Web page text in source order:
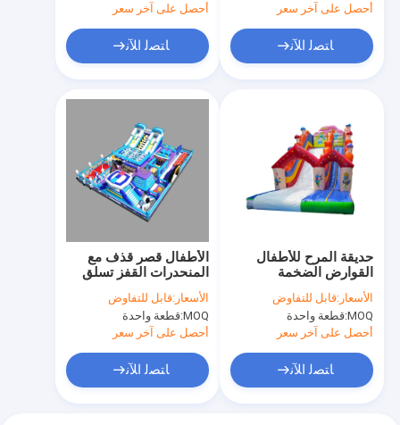
أحصل على آخر سعر
ﺎﺘﺼﻟ ﺍﻶﻧ
أحصل على آخر سعر
ﺎﺘﺼﻟ ﺍﻶﻧ
الأطفال قصر قذف مع
المنحدرات القفز تسلق
الحواجز دورة
الأسعار:قابل للتفاوض
MOQ: قطعة واحدة
أحصل على آخر سعر
ﺎﺘﺼﻟ ﺍﻶﻧ
حديقة المرح للأطفال
القوارض الضخمة
السلسلة الكبيرة للإيجار
الأسعار:قابل للتفاوض
MOQ: قطعة واحدة
أحصل على آخر سعر
ﺎﺘﺼﻟ ﺍﻶﻧ